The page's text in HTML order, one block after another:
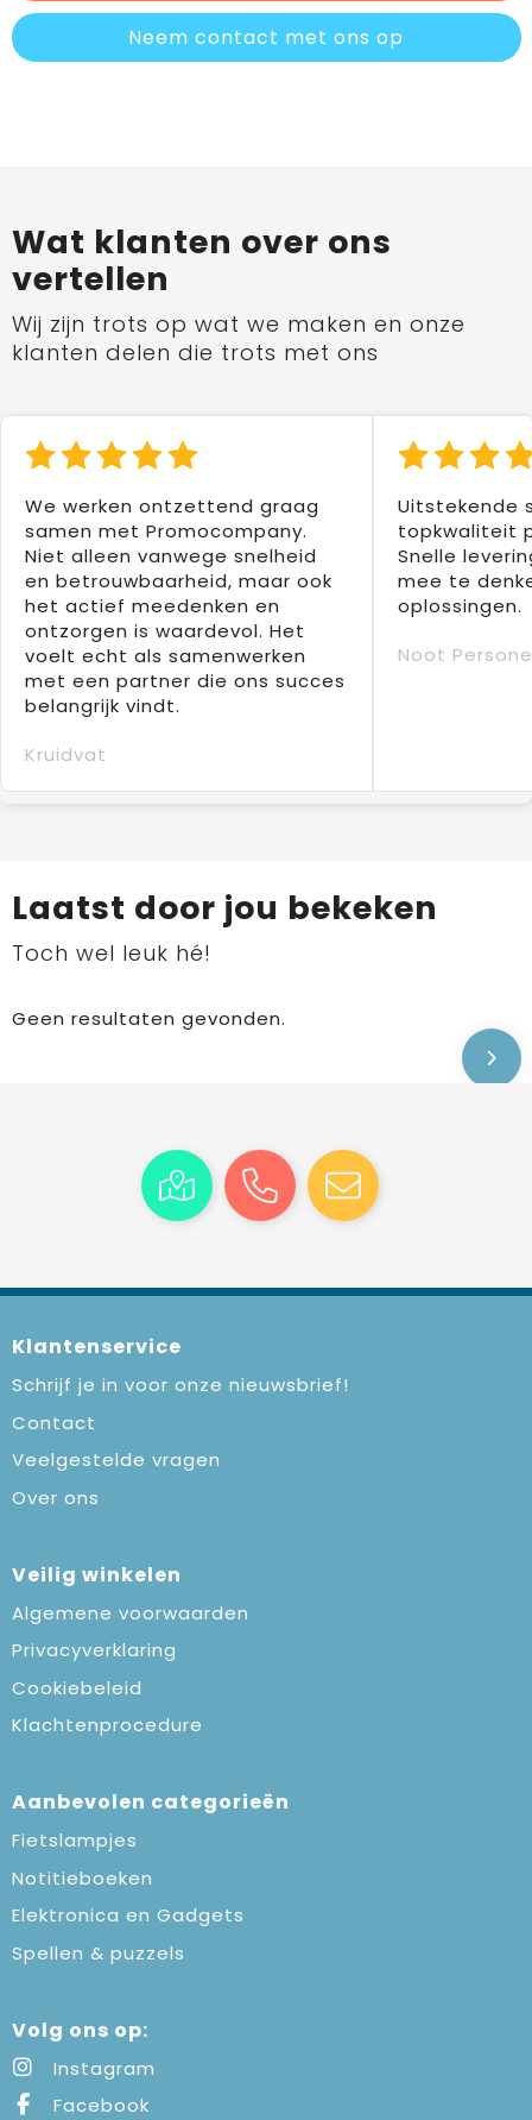
Neem contact met ons op
Wat klanten over ons
vertellen
Wij zijn trots op wat we maken en onze
klanten delen die trots met ons
We werken ontzettend graag
samen met Promocompany.
Niet alleen vanwege snelheid
en betrouwbaarheid, maar ook
het actief meedenken en
ontzorgen is waardevol. Het
voelt echt als samenwerken
met een partner die ons succes
belangrijk vindt.
Kruidvat
Uitstekende
topkwaliteit
Snelle
mee te
oplossingen.
Noot
Laatst door jou bekeken
Toch wel leuk hé!
Geen resultaten gevonden.
Klantenservice
Schrijf je in voor onze nieuwsbrief!
Contact
Veelgestelde vragen
Over ons
Veilig winkelen
Algemene voorwaarden
Privacyverklaring
Cookiebeleid
Klachtenprocedure
Aanbevolen categorieën
Fietslampjes
Notitieboeken
Elektronica en Gadgets
Spellen & puzzels
Volg ons op:
Instagram
Facebook